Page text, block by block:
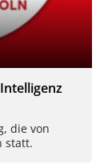
die von
statt.